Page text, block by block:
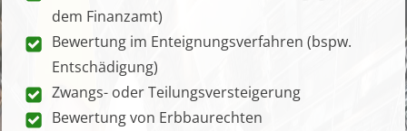
dem Finanzamt)
Bewertung im Enteignungsverfahren (bspw.
Entschädigung)
Zwangs- oder Teilungsversteigerung
Bewertung von Erbbaurechten